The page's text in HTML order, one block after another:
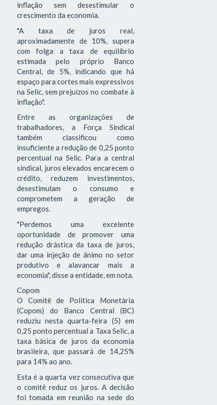
inflação sem desestimular o
crescimento da economia.
"A taxa de juros real,
aproximadamente de 10%, supera
com folga a taxa de equilíbrio
estimada pelo próprio Banco
Central, de 5%, indicando que há
espaço para cortes mais expressivos
na Selic, sem prejuízos no combate à
inflação".
Entre as organizações de
trabalhadores, a Força Sindical
também classificou como
insuficiente a redução de 0,25 ponto
percentual na Selic. Para a central
sindical, juros elevados encarecem o
crédito, reduzem investimentos,
desestimulam o consumo e
comprometem a geração de
empregos.
"Perdemos uma excelente
oportunidade de promover uma
redução drástica da taxa de juros,
dar uma injeção de ânimo no setor
produtivo e alavancar mais a
economia", disse a entidade, em nota.
Copom
O Comitê de Política Monetária
(Copom) do Banco Central (BC)
reduziu nesta quarta-feira (5) em
0,25 ponto percentual a Taxa Selic, a
taxa básica de juros da economia
brasileira, que passará de 14,25%
para 14% ao ano.
Esta é a quarta vez consecutiva que
o comitê reduz os juros. A decisão
foi tomada em reunião na sede do